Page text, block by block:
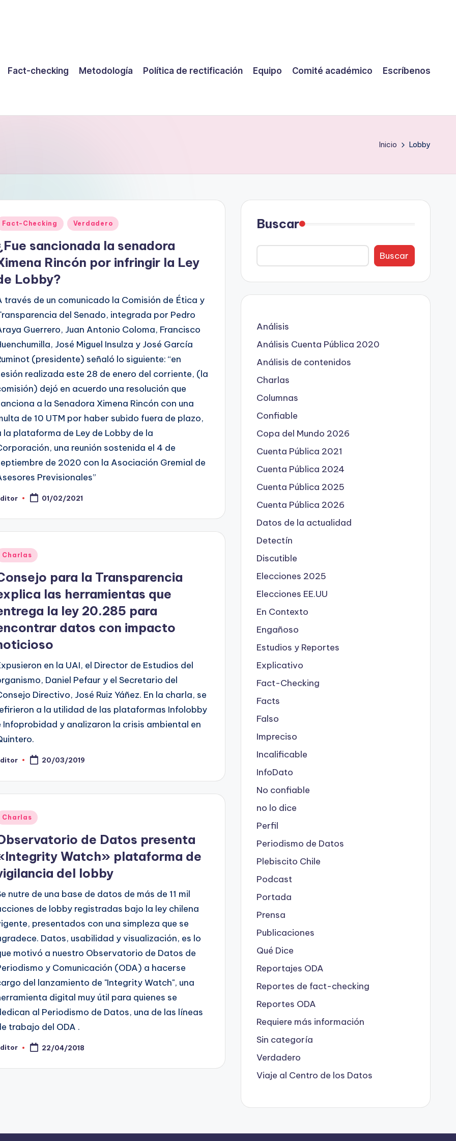
Fact-checking Metodología Política de rectificación Equipo Comité académico Escríbenos
Inicio Lobby
Fact-Checking Verdadero
sancionada la senadora
Rincón por infringir la Ley
Lobby?
través de un comunicado la Comisión de Ética y
del Senado, integrada por Pedro
Guerrero, Juan Antonio Coloma, Francisco
José Miguel Insulza y José García
(presidente) señaló lo siguiente: “en
realizada este 28 de enero del corriente, (la
dejó en acuerdo una resolución que
a la Senadora Ximena Rincón con una
de 10 UTM por haber subido fuera de plazo,
la plataforma de Ley de Lobby de la
una reunión sostenida el 4 de
de 2020 con la Asociación Gremial de
Previsionales”
01/02/2021
Charlas
para la Transparencia
las herramientas que
la ley 20.285 para
datos con impacto
en la UAI, el Director de Estudios del
Daniel Pefaur y el Secretario del
Directivo, José Ruiz Yáñez. En la charla, se
a la utilidad de las plataformas Infolobby
Infoprobidad y analizaron la crisis ambiental en
20/03/2019
Charlas
de Datos presenta
Watch» plataforma de
del lobby
nutre de una base de datos de más de 11 mil
de lobby registradas bajo la ley chilena
presentados con una simpleza que se
Datos, usabilidad y visualización, es lo
motivó a nuestro Observatorio de Datos de
y Comunicación (ODA) a hacerse
del lanzamiento de "Integrity Watch", una
digital muy útil para quienes se
al Periodismo de Datos, una de las líneas
trabajo del ODA .
22/04/2018
Buscar
Buscar
Análisis
Análisis Cuenta Pública 2020
Análisis de contenidos
Charlas
Columnas
Confiable
Copa del Mundo 2026
Cuenta Pública 2021
Cuenta Pública 2024
Cuenta Pública 2025
Cuenta Pública 2026
Datos de la actualidad
Detectín
Discutible
Elecciones 2025
Elecciones EE.UU
En Contexto
Engañoso
Estudios y Reportes
Explicativo
Fact-Checking
Facts
Falso
Impreciso
Incalificable
InfoDato
No confiable
no lo dice
Perfil
Periodismo de Datos
Plebiscito Chile
Podcast
Portada
Prensa
Publicaciones
Qué Dice
Reportajes ODA
Reportes de fact-checking
Reportes ODA
Requiere más información
Sin categoría
Verdadero
Viaje al Centro de los Datos